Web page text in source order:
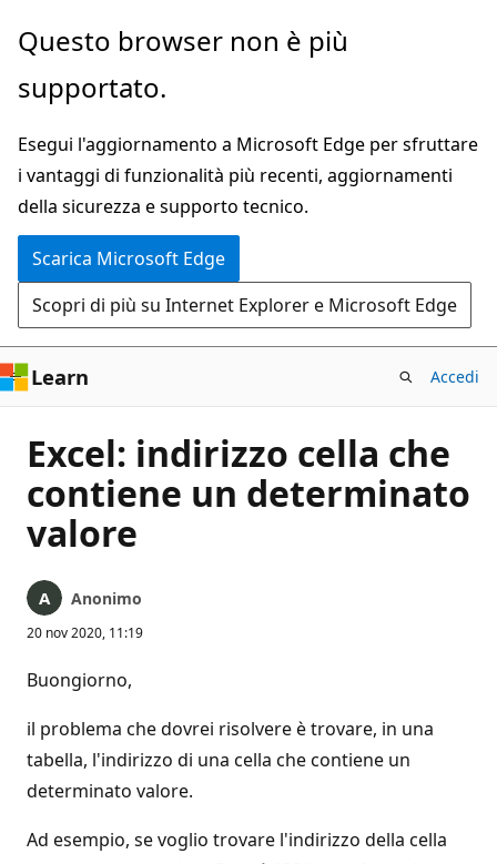
Ignora
passa
contenuto
principale
Questo browser non è più
supportato.
Esegui l'aggiornamento a Microsoft Edge per sfruttare
i vantaggi di funzionalità più recenti, aggiornamenti
della sicurezza e supporto tecnico.
Scarica Microsoft Edge
Scopri di più su Internet Explorer e Microsoft Edge
Learn Accedi
Excel: indirizzo cella che
contiene un determinato
valore
Anonimo
20 nov 2020, 11:19
Buongiorno,
il problema che dovrei risolvere è trovare, in una
tabella, l'indirizzo di una cella che contiene un
determinato valore.
Ad esempio, se voglio trovare l'indirizzo della cella